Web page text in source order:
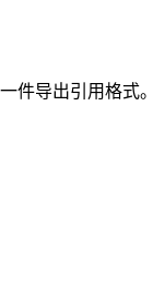
件导出引用格式。